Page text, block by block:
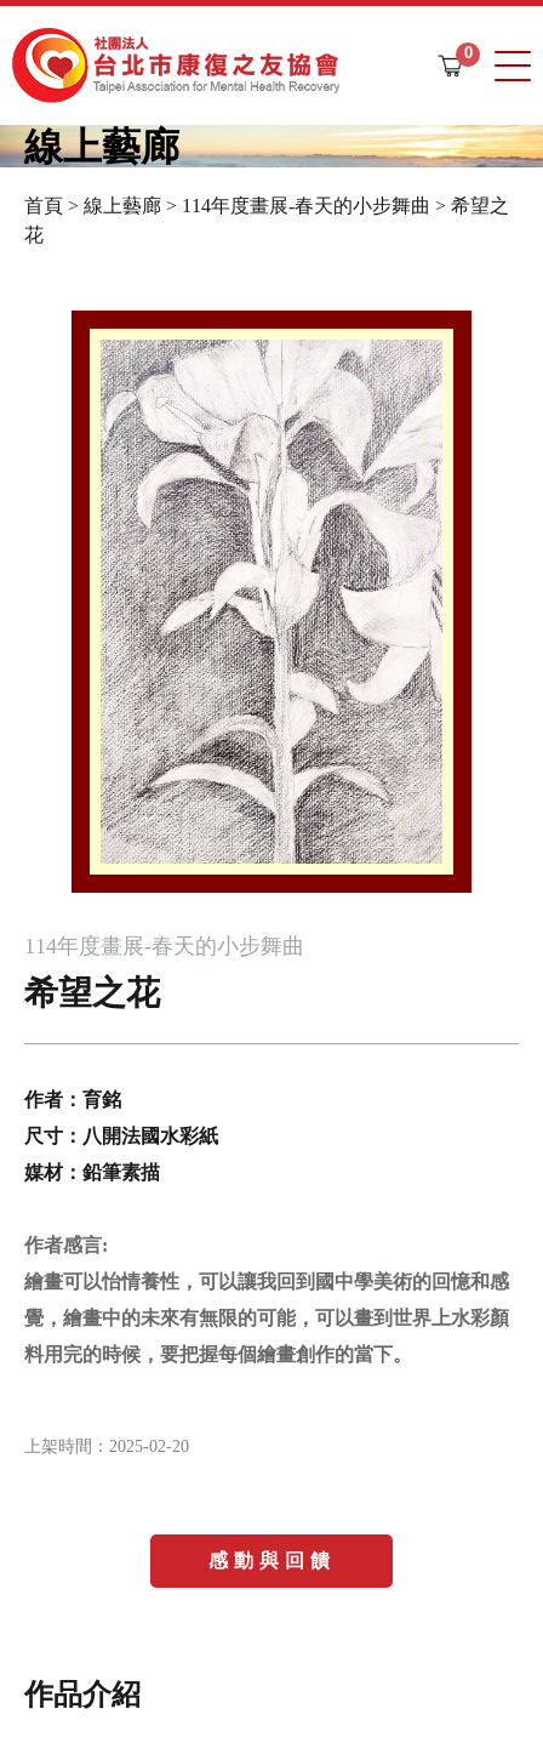
購
車
0
線上藝廊
您
首頁 > 線上藝廊 > 114年度畫展-春天的小步舞曲 > 希望之
花
114年度畫展-春天的小步舞曲
希望之花
作者： 育銘
尺寸： 八開法國水彩紙
媒材： 鉛筆素描
作者感言:
繪畫可以怡情養性，可以讓我回到國中學美術的回憶和感
覺，繪畫中的未來有無限的可能，可以畫到世界上水彩顏
料用完的時候，要把握每個繪畫創作的當下。
上架時間： 2025-02-20
感動與回饋
作品介紹